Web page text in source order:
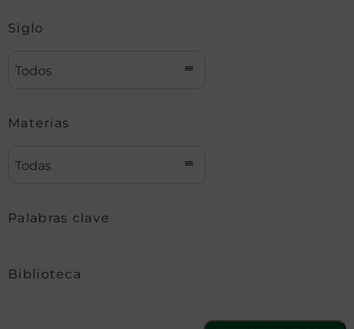
Siglo
Todos
Materias
Todas
Palabras clave
Biblioteca